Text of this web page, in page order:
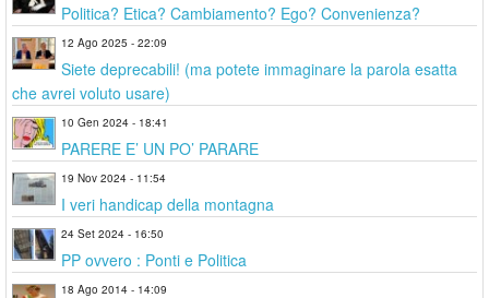
Politica? Etica? Cambiamento? Ego? Convenienza?
12 Ago 2025 - 22:09
Siete deprecabili! (ma potete immaginare la parola esatta
che avrei voluto usare)
10 Gen 2024 - 18:41
PARERE E’ UN PO’ PARARE
19 Nov 2024 - 11:54
I veri handicap della montagna
24 Set 2024 - 16:50
PP ovvero : Ponti e Politica
18 Ago 2014 - 14:09